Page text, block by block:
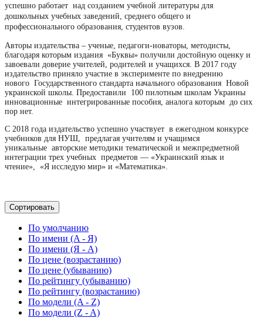
успешно работает над созданием учебной литературы для
дошкольных учебных заведений, среднего общего и
профессионального образования, студентов вузов.
Авторы издательства – ученые, педагоги-новаторы, методисты,
благодаря которым издания «Буквы» получили достойную оценку и
завоевали доверие учителей, родителей и учащихся. В 2017 году
издательство приняло участие в эксперименте по внедрению
нового Государственного стандарта начального образования Новой
украинской школы. Предоставили 100 пилотным школам Украины
инновационные интегрированные пособия, аналога которым до сих
пор нет.
С 2018 года издательство успешно участвует в ежегодном конкурсе
учебников для НУШ, предлагая учителям и учащимся
уникальные авторские методики тематической и межпредметной
интеграции трех учебных предметов — «Украинский язык и
чтение», «Я исследую мир» и «Математика».
Сортировать
По умолчанию
По имени (A - Я)
По имени (Я - A)
По цене (возрастанию)
По цене (убыванию)
По рейтингу (убыванию)
По рейтингу (возрастанию)
По модели (A - Z)
По модели (Z - A)